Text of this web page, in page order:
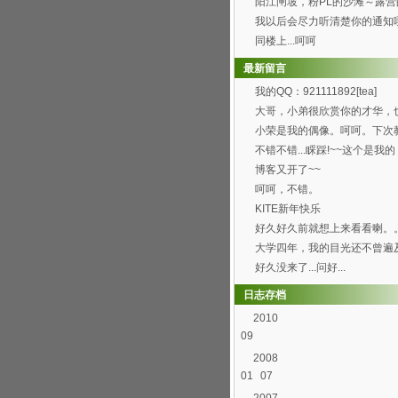
觉真的8错哦～呵呵...
我以后会尽力听清楚你的通知
[wink]
同楼上...呵呵
最新留言
我的QQ：921111892[tea]
大哥，小弟很欣赏你的才华，
喜欢你博客的这首背景...
小荣是我的偶像。呵呵。下次
弄这样的空间。呵呵
不错不错...睬踩!~~这个是我的
http://h...
博客又开了~~
呵呵，不错。
KITE新年快乐
好久好久前就想上来看看喇。
过总是打开了首页进不...
大学四年，我的目光还不曾遍
园的每个角落，就快要...
好久没来了...问好...
日志存档
2010
09
2008
01
07